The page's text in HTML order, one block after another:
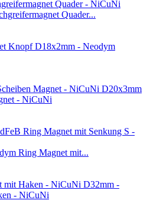
Quader...
D18x2mm - Neodym
D20x3mm
- NiCuNi
Ring Magnet mit...
D32mm -
- NiCuNi